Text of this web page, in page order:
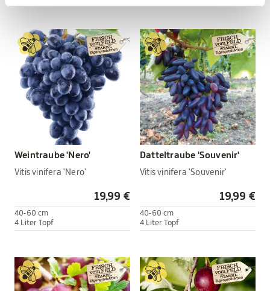
Weintraube 'Nero'
Vitis vinifera 'Nero'
19,99 €
40-60 cm
4 Liter Topf
Datteltraube 'Souvenir'
Vitis vinifera 'Souvenir'
19,99 €
40-60 cm
4 Liter Topf